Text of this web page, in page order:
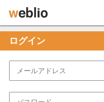
ログイン